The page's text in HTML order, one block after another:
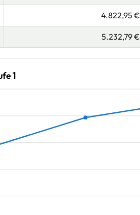
4.822,95 €
5.232,79 €
1